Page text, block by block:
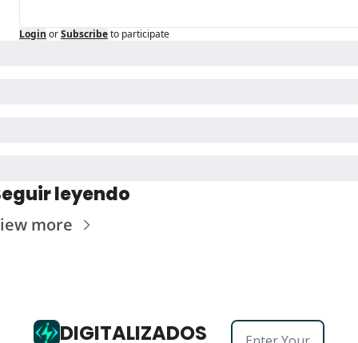
Login orSubscribeto participate
leyendo
more
DIGITALIZADOS